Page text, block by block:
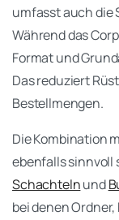
umfasst auch die
Während das
Format und
Das reduziert
Bestellmengen.
Die Kombination
ebenfalls sinnvoll
Schachtelnund
bei denen